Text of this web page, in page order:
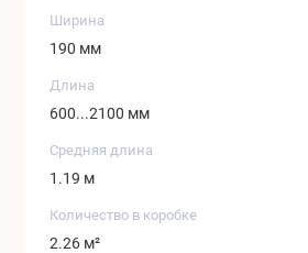
Ширина
190 мм
Длина
600...2100 мм
Средняя длина
1.19 м
Количество в коробке
2.26 м²